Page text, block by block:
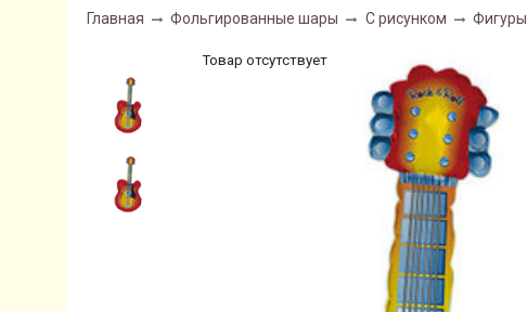
Главная Фольгированные шары С рисунком Фигуры
Товар отсутствует